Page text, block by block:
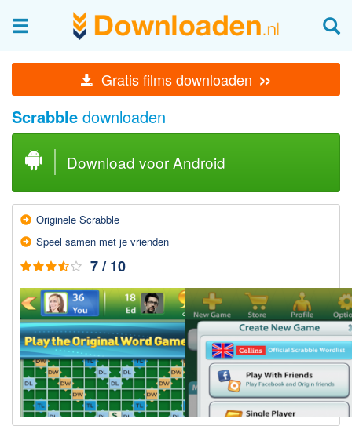
Gratis films downloaden »
Afbeeldingen & fotografie
Beheren en bekijken
Afbeelding & foto bewerken
Foto apps
Screenshots Maken
Audio & Video
Branden en Rippen
Converteren
Media streamen
Mediaspeler
Opnemen Audio en Video
Video bewerken
Downloaden
BitTorrent Clients
Nieuwslezers (Downloaden via usenet)
Scrabble downloaden
Download voor Android
Originele Scrabble
Speel samen met je vrienden
7 / 10